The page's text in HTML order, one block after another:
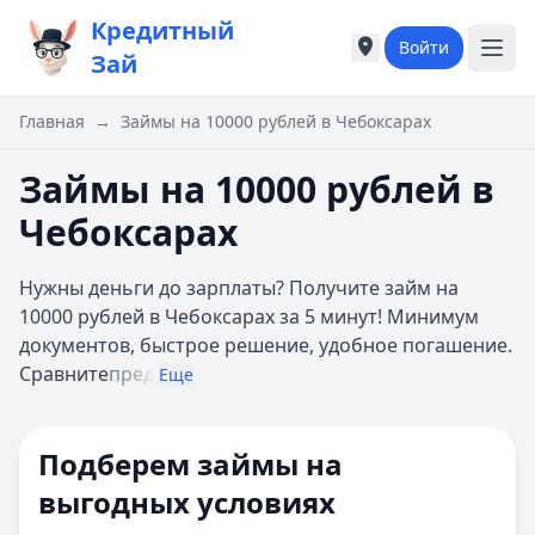
Кредитный
Зай
Города России
Москва
Екатеринбург
Казань
Б
Барнаул
Белгород
Города России
Москва
Екатеринбург
Казань
Б
Барнаул
Белгород
Войти
Главная → Займы на 10000 рублей в Чебоксарах
Займы на 10000 рублей в
Чебоксарах
Нужны деньги до зарплаты? Получите займ на
10000 рублей в Чебоксарах за 5 минут! Минимум
документов, быстрое решение, удобное погашение.
Сравнитепред Еще
Подберем займы на
выгодных условиях